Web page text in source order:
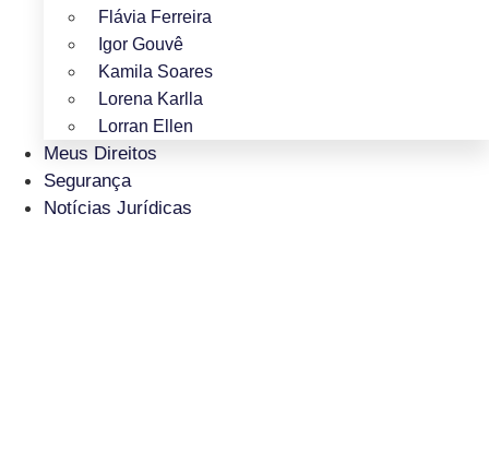
Flávia Ferreira
Igor Gouvê
Kamila Soares
Lorena Karlla
Lorran Ellen
Meus Direitos
Segurança
Notícias Jurídicas